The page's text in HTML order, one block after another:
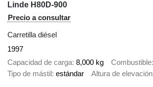
Linde H80D-900
Precio a consultar
Carretilla diésel
1997
Capacidad de carga 8,000 kg Combustible
Tipo de mástil estándar Altura de elevación